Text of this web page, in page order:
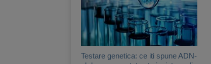
Testare genetica: ce iti spune ADN-